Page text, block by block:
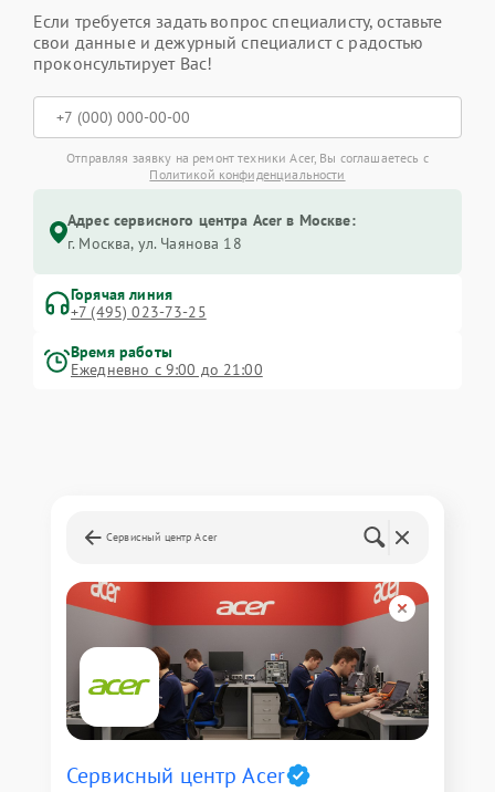
Если требуется задать вопрос специалисту, оставьте
свои данные и дежурный специалист с радостью
проконсультирует Вас!
Отправляя заявку на ремонт техники Acer, Вы соглашаетесь с
Политикой конфиденциальности
Адрес сервисного центра Acer в Москве:
г. Москва, ул. Чаянова 18
Горячая линия
+7 (495) 023-73-25
Время работы
Ежедневно с 9:00 до 21:00
Сервисный центр Acer
Сервисный центр Acer